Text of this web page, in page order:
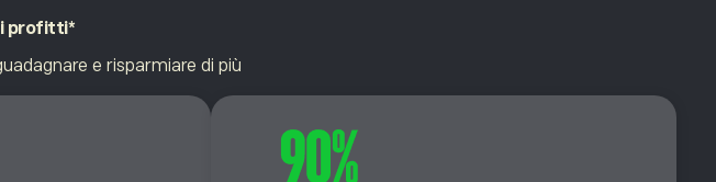
profitti*
e risparmiare di più